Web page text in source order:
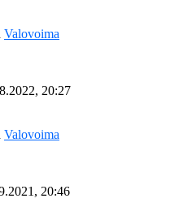
Valovoima
20:27
Valovoima
20:46